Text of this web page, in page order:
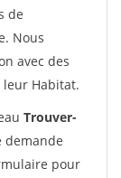
de
Nous
avec des
Habitat.
Trouver-
demande
pour